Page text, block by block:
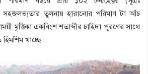
সহজলভ্যতার তুলনায় হারানোর পরিমাণ টা আঁচ
মৃত্তিকা একবিংশ শতাব্দীর চাহিদা পূরণের সাথে
খাচ্ছে।